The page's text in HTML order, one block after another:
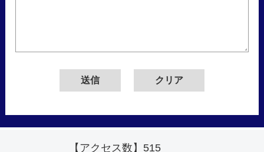
【アクセス数】 515